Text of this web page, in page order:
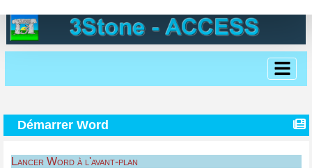
Démarrer Word
Lancer Word à l'avant-plan